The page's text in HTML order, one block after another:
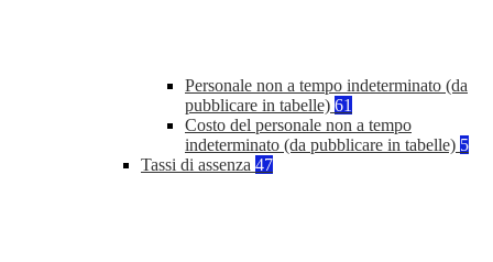
Personale non a tempo indeterminato (da
pubblicare in tabelle) 61
Costo del personale non a tempo
indeterminato (da pubblicare in tabelle) 5
Tassi di assenza 47